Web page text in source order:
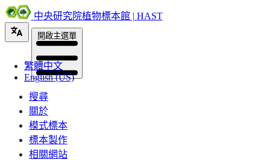
中央研究院植物標本館 | HAST
繁體中文
English (US)
開啟主選單
搜尋
關於
模式標本
標本製作
相關網站